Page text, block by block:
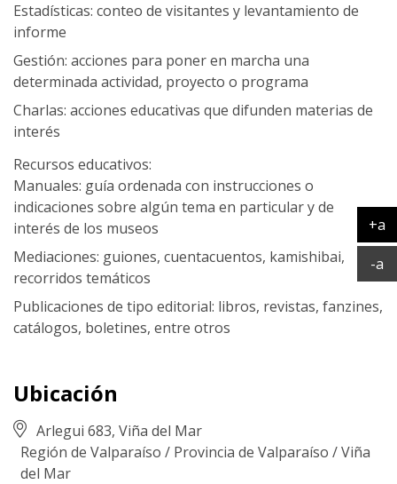
Estadísticas: conteo de visitantes y levantamiento de
informe
Gestión: acciones para poner en marcha una
determinada actividad, proyecto o programa
Charlas: acciones educativas que difunden materias de
interés
Recursos educativos:
Manuales: guía ordenada con instrucciones o
indicaciones sobre algún tema en particular y de
interés de los museos
Mediaciones: guiones, cuentacuentos, kamishibai,
recorridos temáticos
Publicaciones de tipo editorial: libros, revistas, fanzines,
catálogos, boletines, entre otros
Ubicación
Arlegui 683, Viña del Mar
Región de Valparaíso / Provincia de Valparaíso /Viña
del Mar
+a
-a